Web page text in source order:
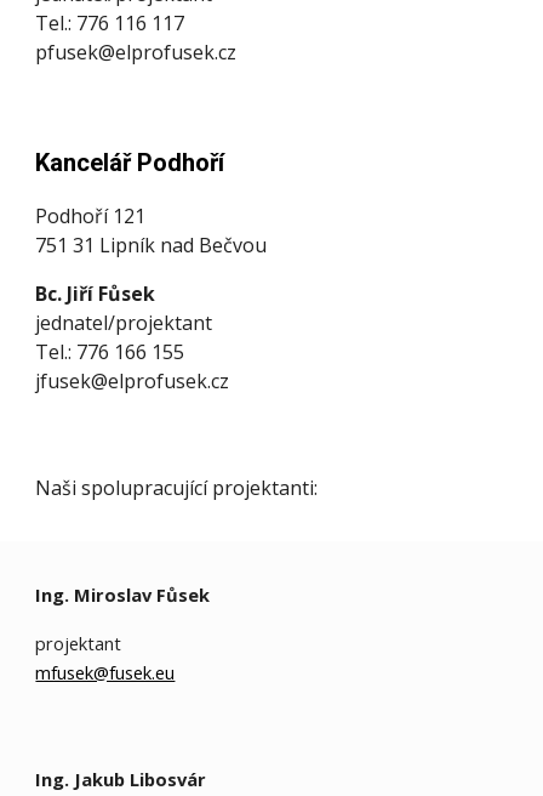
Tel.: 776 116 117
pfusek@elprofusek.cz
Kancelář Podhoří
Podhoří 121
751 31 Lipník nad Bečvou
Bc. Jiří Fůsek
jednatel/projektant
Tel.: 776 166 155
jfusek@elprofusek.cz
Naši spolupracující projektanti:
Ing. Miroslav Fůsek
projektant
mfusek@fusek.eu
Ing. Jakub Libosvár